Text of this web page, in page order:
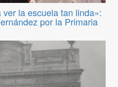
la escuela tan linda»:
por la Primaria